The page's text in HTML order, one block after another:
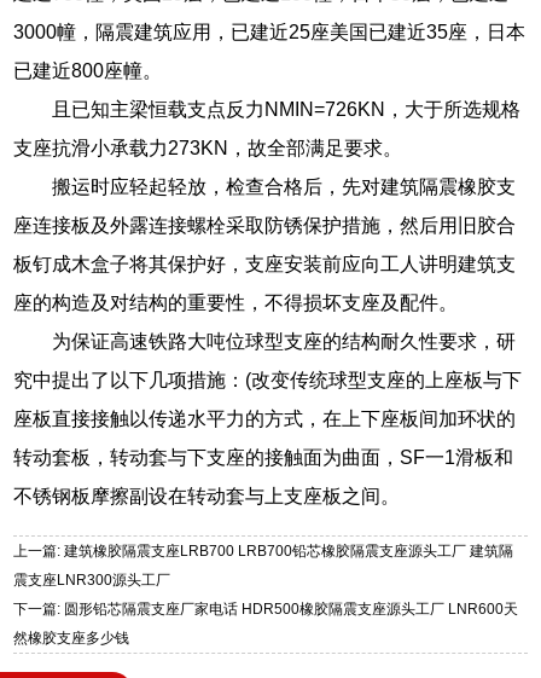
3000幢，隔震建筑应用，已建近25座美国已建近35座，日本
已建近800座幢。
且已知主梁恒载支点反力NMIN=726KN，大于所选规格
支座抗滑小承载力273KN，故全部满足要求。
搬运时应轻起轻放，检查合格后，先对建筑隔震橡胶支
座连接板及外露连接螺栓采取防锈保护措施，然后用旧胶合
板钉成木盒子将其保护好，支座安装前应向工人讲明建筑支
座的构造及对结构的重要性，不得损坏支座及配件。
为保证高速铁路大吨位球型支座的结构耐久性要求，研
究中提出了以下几项措施：(改变传统球型支座的上座板与下
座板直接接触以传递水平力的方式，在上下座板间加环状的
转动套板，转动套与下支座的接触面为曲面，SF一1滑板和
不锈钢板摩擦副设在转动套与上支座板之间。
上一篇: 建筑橡胶隔震支座LRB700 LRB700铅芯橡胶隔震支座源头工厂 建筑隔
震支座LNR300源头工厂
下一篇: 圆形铅芯隔震支座厂家电话 HDR500橡胶隔震支座源头工厂 LNR600天
然橡胶支座多少钱